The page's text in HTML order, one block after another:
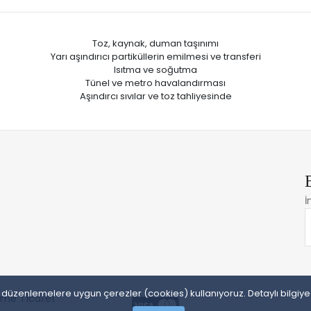
Toz, kaynak, duman taşınımı
Yarı aşındırıcı partiküllerin emilmesi ve transferi
Isıtma ve soğutma
Tünel ve metro havalandırması
Aşındırcı sıvılar ve toz tahliyesinde
uygun çerezler (cookies) kullanıyoruz. Detaylı
Ticaret